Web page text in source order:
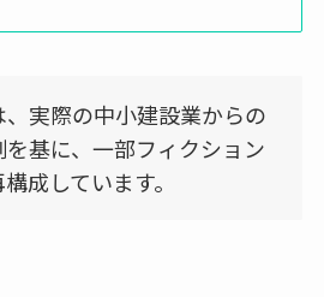
実際の中小建設業からの
を基に、一部フィクション
成しています。